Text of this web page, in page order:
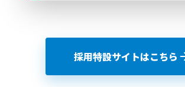
採用特設サイトはこちら